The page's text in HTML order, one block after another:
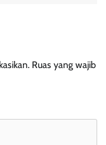
Ruas yang wajib